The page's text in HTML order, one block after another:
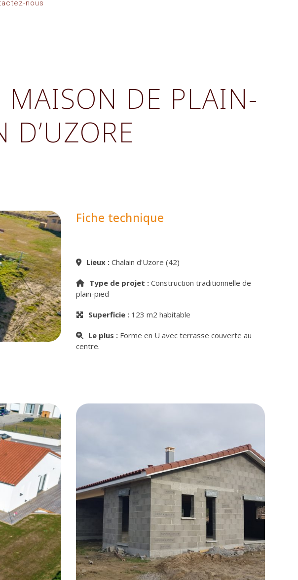
nous
MAISON DE PLAIN-
D’UZORE
Fiche technique
Lieux :Chalain d'Uzore (42)
Type de projet :Construction traditionnelle de
plain-pied
Superficie :123 m2 habitable
Le plus :Forme en U avec terrasse couverte au
centre.